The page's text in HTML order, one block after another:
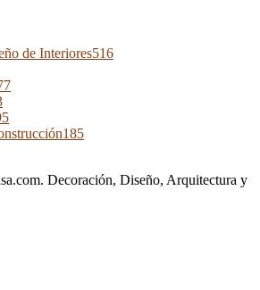
de Interiores516
185
Decoración, Diseño, Arquitectura y